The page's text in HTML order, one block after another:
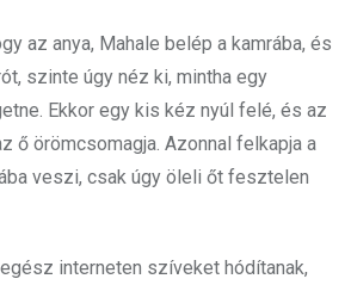
az anya, Mahale belép a kamrába, és
szinte úgy néz ki, mintha egy
Ekkor egy kis kéz nyúl felé, és az
ő örömcsomagja. Azonnal felkapja a
veszi, csak úgy öleli őt fesztelen
interneten szíveket hódítanak,